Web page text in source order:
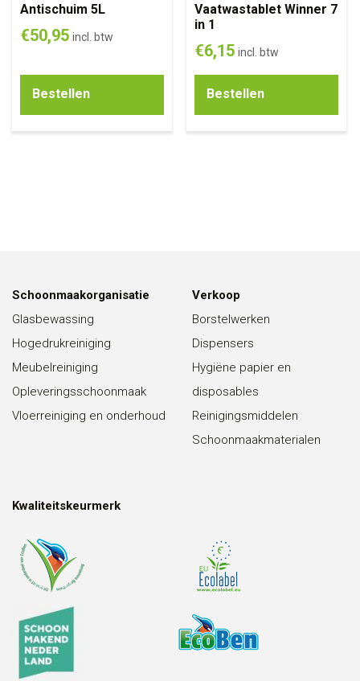
Antischuim 5L
€50,95 incl. btw
Bestellen
Vaatwastablet Winner 7
in 1
€6,15 incl. btw
Bestellen
Schoonmaakorganisatie
Glasbewassing
Hogedrukreiniging
Meubelreiniging
Opleveringsschoonmaak
Vloerreiniging en onderhoud
Verkoop
Borstelwerken
Dispensers
Hygiëne papier en
disposables
Reinigingsmiddelen
Schoonmaakmaterialen
Kwaliteitskeurmerk